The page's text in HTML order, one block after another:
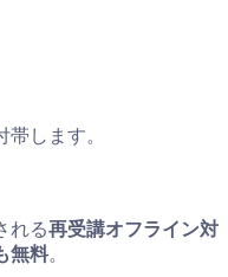
します。
れる再受講オフライン対
無料。